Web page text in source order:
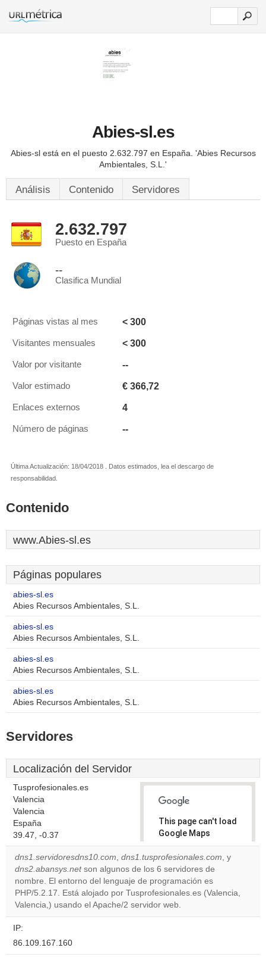
Abies-sl.es
Abies-sl está en el puesto 2.632.797 en España. 'Abies Recursos
Ambientales, S.L.'
Análisis Contenido Servidores
2.632.797
Puesto en España
--
Clasifica Mundial
Páginas vistas al mes < 300
Visitantes mensuales < 300
Valor por visitante --
Valor estimado € 366,72
Enlaces externos 4
Número de páginas --
Última Actualización: 18/04/2018 . Datos estimados, lea el descargo de
responsabilidad.
Contenido
www.Abies-sl.es
Páginas populares
abies-sl.es
Abies Recursos Ambientales, S.L.
abies-sl.es
Abies Recursos Ambientales, S.L.
abies-sl.es
Abies Recursos Ambientales, S.L.
abies-sl.es
Abies Recursos Ambientales, S.L.
Servidores
Localización del Servidor
Tusprofesionales.es
Valencia
Valencia
España
39.47, -0.37
This page can't load
Google Maps
correctly.
Do you
own this
website?
dns1.servidoresdns10.com, dns1.tusprofesionales.com, y
dns2.abansys.netson algunos de los 6 servidores de
nombre. El entorno del lenguaje de programación es
PHP/5.2.17. Está alojado por Tusprofesionales.es (Valencia,
Valencia,) usando el Apache/2 servidor web.
IP:
86.109.167.160